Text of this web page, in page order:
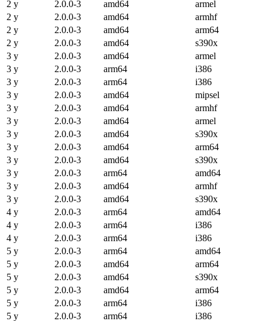
2 y
2.0.0-3 amd64
armel
2 y
2.0.0-3 amd64
armhf
2 y
2.0.0-3 amd64
arm64
2 y
2.0.0-3 amd64
s390x
3 y
2.0.0-3 amd64
armel
3 y
2.0.0-3 arm64
i386
3 y
2.0.0-3 arm64
i386
3 y
2.0.0-3 amd64
mipsel
3 y
2.0.0-3 amd64
armhf
3 y
2.0.0-3 amd64
armel
3 y
2.0.0-3 amd64
s390x
3 y
2.0.0-3 amd64
arm64
3 y
2.0.0-3 amd64
s390x
3 y
2.0.0-3 arm64
amd64
3 y
2.0.0-3 amd64
armhf
3 y
2.0.0-3 amd64
s390x
4 y
2.0.0-3 arm64
amd64
4 y
2.0.0-3 arm64
i386
4 y
2.0.0-3 arm64
i386
5 y
2.0.0-3 arm64
amd64
5 y
2.0.0-3 amd64
arm64
5 y
2.0.0-3 amd64
s390x
5 y
2.0.0-3 amd64
arm64
5 y
2.0.0-3 arm64
i386
5 y
2.0.0-3 arm64
i386